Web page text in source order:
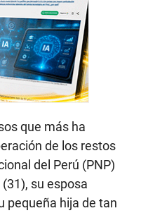
que más ha
de los restos
del Perú (PNP)
su esposa
pequeña hija de tan